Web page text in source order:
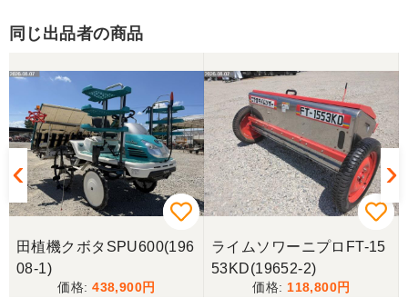
同じ出品者の商品
田植機クボタSPU600(196
08-1)
438,900
ライムソワーニプロFT-15
53KD(19652-2)
118,800